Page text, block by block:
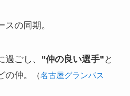
スの同期。
ごし、 ”仲の良い選手” と
仲。
（名古屋グランパス